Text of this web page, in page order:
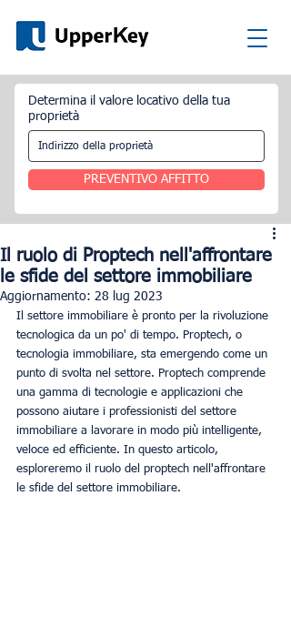
Determina il valore locativo della tua
proprietà
PREVENTIVO AFFITTO
Il ruolo di Proptech nell'affrontare
le sfide del settore immobiliare
Aggiornamento: 28 lug 2023
Il settore immobiliare è pronto per la rivoluzione
tecnologica da un po' di tempo. Proptech, o
tecnologia immobiliare, sta emergendo come un
punto di svolta nel settore. Proptech comprende
una gamma di tecnologie e applicazioni che
possono aiutare i professionisti del settore
immobiliare a lavorare in modo più intelligente,
veloce ed efficiente. In questo articolo,
esploreremo il ruolo del proptech nell'affrontare
le sfide del settore immobiliare.